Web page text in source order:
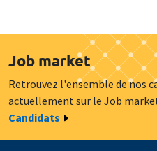
Job market
Retrouvez l'ensemble de nos
actuellement sur le Job
Candidats